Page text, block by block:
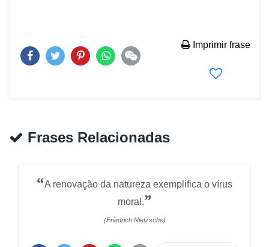
Imprimir frase
Frases Relacionadas
“A renovação da natureza exemplifica o vírus
moral.”
(Friedrich Nietzsche)